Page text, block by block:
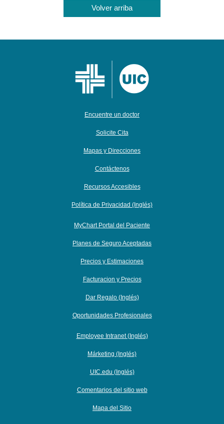
Volver arriba
Encuentre un doctor
Solicite Cita
Mapas y Direcciones
Contáctenos
Recursos Accesibles
Política de Privacidad (Inglés)
MyChart Portal del Paciente
Planes de Seguro Aceptadas
Precios y Estimaciones
Facturacion y Precios
Dar Regalo (Inglés)
Oportunidades Profesionales
Employee Intranet (Inglés)
Márketing (Inglés)
UIC.edu (Inglés)
Comentarios del sitio web
Mapa del Sitio